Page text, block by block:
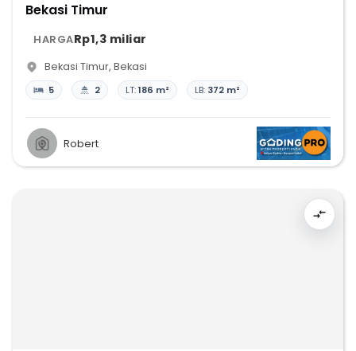
Bekasi Timur
HARGARp1,3 miliar
Bekasi Timur, Bekasi
5 2 LT:186 m² LB: 372 m²
Robert